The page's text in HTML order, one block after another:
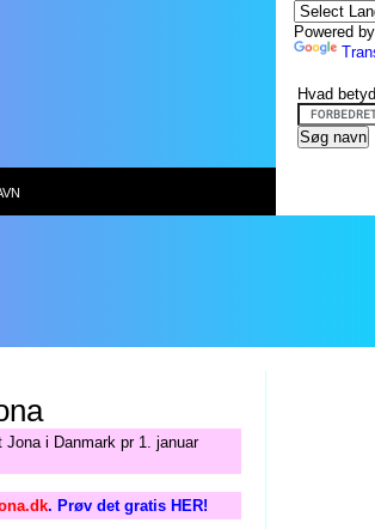
i Danmark pr 1. januar
. Prøv det gratis HER!
Powered by
Hvad